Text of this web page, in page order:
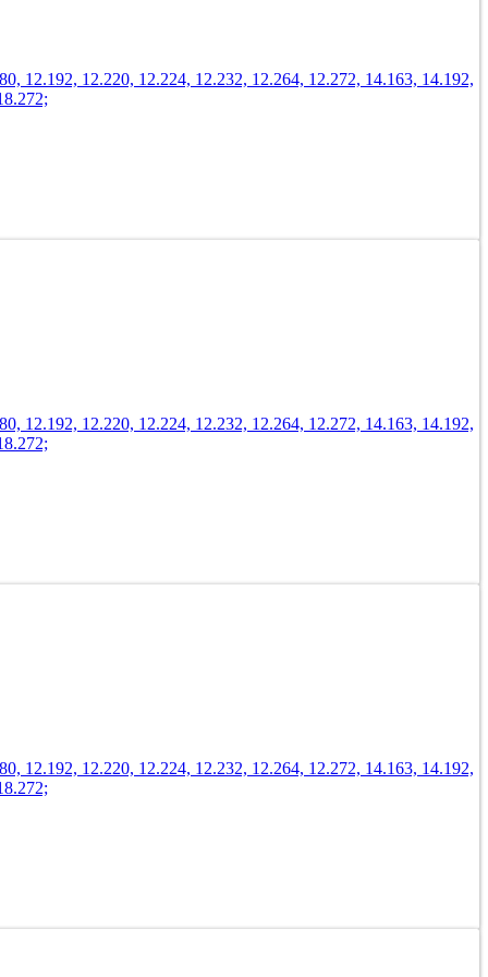
12.192, 12.220, 12.224, 12.232, 12.264, 12.272, 14.163, 14.192,
12.192, 12.220, 12.224, 12.232, 12.264, 12.272, 14.163, 14.192,
12.192, 12.220, 12.224, 12.232, 12.264, 12.272, 14.163, 14.192,